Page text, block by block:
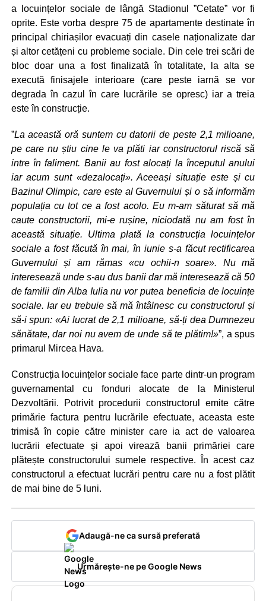
a locuințelor sociale de lângă Stadionul ”Cetate” vor fi
oprite. Este vorba despre 75 de apartamente destinate în
principal chiriașilor evacuați din casele naționalizate dar
și altor cetățeni cu probleme sociale. Din cele trei scări de
bloc doar una a fost finalizată în totalitate, la alta se
execută finisajele interioare (care peste iarnă se vor
degrada în cazul în care lucrările se opresc) iar a treia
este în construcție.
”La această oră suntem cu datorii de peste 2,1 milioane,
pe care nu știu cine le va plăti iar constructorul riscă să
intre în faliment. Banii au fost alocați la începutul anului
iar acum sunt «dezalocați». Aceeași situație este și cu
Bazinul Olimpic, care este al Guvernului și o să informăm
populația cu tot ce a fost acolo. Eu m-am săturat să mă
caute constructorii, mi-e rușine, niciodată nu am fost în
această situație. Ultima plată la construcția locuințelor
sociale a fost făcută în mai, în iunie s-a făcut rectificarea
Guvernului și am rămas «cu ochii-n soare». Nu mă
interesează unde s-au dus banii dar mă interesează că 50
de familii din Alba Iulia nu vor putea beneficia de locuințe
sociale. Iar eu trebuie să mă întâlnesc cu constructorul și
să-i spun: «Ai lucrat de 2,1 milioane, să-ți dea Dumnezeu
sănătate, dar noi nu avem de unde să te plătim!»”, a spus
primarul Mircea Hava.
Construcția locuințelor sociale face parte dintr-un program
guvernamental cu fonduri alocate de la Ministerul
Dezvoltării. Potrivit procedurii constructorul emite către
primărie factura pentru lucrările efectuate, aceasta este
trimisă în copie către minister care ia act de valoarea
lucrării efectuate și apoi virează banii primăriei care
plătește constructorului sumele respective. În acest caz
constructorul a efectuat lucrări pentru care nu a fost plătit
de mai bine de 5 luni.
Adaugă-ne ca sursă preferată
Urmărește-ne pe Google News